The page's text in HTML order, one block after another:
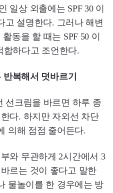
일상 외출에는 SPF 30 이
고 설명한다. 그러나 해변
동을 할 때는 SPF 50 이
합하다고 조언한다.
복해서 덧바르기
선크림을 바르면 하루 종
다. 하지만 자외선 차단
의해 점점 줄어든다.
와 무관하게 2시간에서 3
르는 것이 좋다고 말한
물놀이를 한 경우에는 방